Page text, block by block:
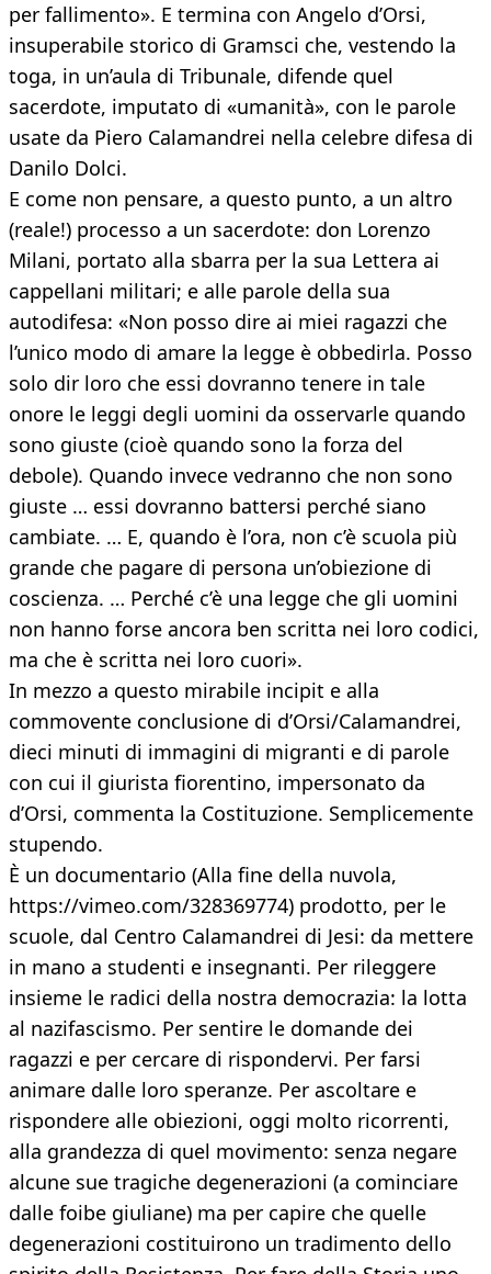
per fallimento». E termina con Angelo d’Orsi,
insuperabile storico di Gramsci che, vestendo la
toga, in un’aula di Tribunale, difende quel
sacerdote, imputato di «umanità», con le parole
usate da Piero Calamandrei nella celebre difesa di
Danilo Dolci.
E come non pensare, a questo punto, a un altro
(reale!) processo a un sacerdote: don Lorenzo
Milani, portato alla sbarra per la sua Lettera ai
cappellani militari; e alle parole della sua
autodifesa: «Non posso dire ai miei ragazzi che
l’unico modo di amare la legge è obbedirla. Posso
solo dir loro che essi dovranno tenere in tale
onore le leggi degli uomini da osservarle quando
sono giuste (cioè quando sono la forza del
debole). Quando invece vedranno che non sono
giuste … essi dovranno battersi perché siano
cambiate. … E, quando è l’ora, non c’è scuola più
grande che pagare di persona un’obiezione di
coscienza. … Perché c’è una legge che gli uomini
non hanno forse ancora ben scritta nei loro codici,
ma che è scritta nei loro cuori».
In mezzo a questo mirabile incipit e alla
commovente conclusione di d’Orsi/Calamandrei,
dieci minuti di immagini di migranti e di parole
con cui il giurista fiorentino, impersonato da
d’Orsi, commenta la Costituzione. Semplicemente
stupendo.
È un documentario (Alla fine della nuvola,
https://vimeo.com/328369774) prodotto, per le
scuole, dal Centro Calamandrei di Jesi: da mettere
in mano a studenti e insegnanti. Per rileggere
insieme le radici della nostra democrazia: la lotta
al nazifascismo. Per sentire le domande dei
ragazzi e per cercare di rispondervi. Per farsi
animare dalle loro speranze. Per ascoltare e
rispondere alle obiezioni, oggi molto ricorrenti,
alla grandezza di quel movimento: senza negare
alcune sue tragiche degenerazioni (a cominciare
dalle foibe giuliane) ma per capire che quelle
degenerazioni costituirono un tradimento dello